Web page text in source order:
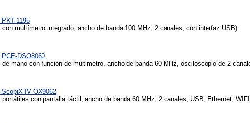
1195
multímetro integrado, ancho de banda 100 MHz, 2 canales, con interfaz USB)
DSO8060
mano con función de multimetro, ancho de banda 60 MHz, osciloscopio de 2
IV OX9062
con pantalla táctil, ancho de banda 60 MHz, 2 canales, USB, Ethernet,